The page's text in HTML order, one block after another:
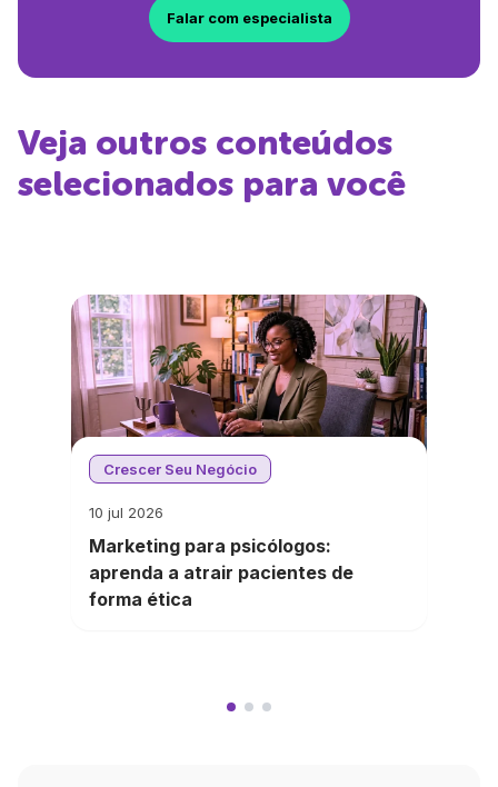
Falar com especialista
Veja outros conteúdos
selecionados para você
Crescer Seu Negócio
10 jul 2026
Marketing para psicólogos:
aprenda a atrair pacientes de
forma ética